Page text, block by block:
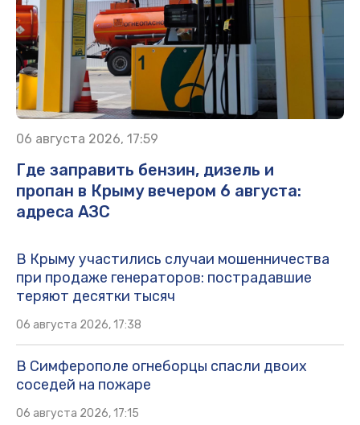
06 августа 2026, 17:59
Где заправить бензин, дизель и
пропан в Крыму вечером 6 августа:
адреса АЗС
В Крыму участились случаи мошенничества
при продаже генераторов: пострадавшие
теряют десятки тысяч
06 августа 2026, 17:38
В Симферополе огнеборцы спасли двоих
соседей на пожаре
06 августа 2026, 17:15